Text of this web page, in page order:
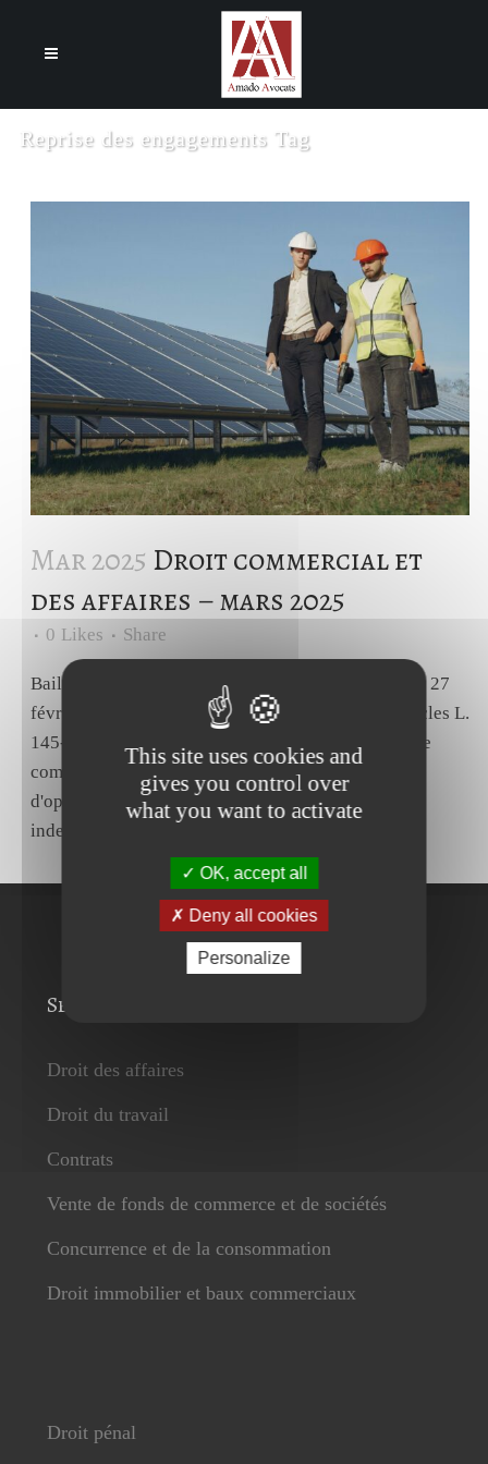
Reprise des engagements Tag
Mar 2025 Droit commercial et
des affaires – mars 2025
0 Likes Share
Bail commercial - Droit d’option. Cass., Civ., 3ème, 27
février 2025, n°23-18219.Source Il résulte des articles L.
145-28, alinéa 1er et L. 145-57, alinéa 2, du code de
commerce que lorsque le bailleur exerce son droit
d'option :- le locataire devient redevable d'une
indemnité d'occupation, égale...
Services
Droit des affaires
Droit du travail
Contrats
Vente de fonds de commerce et de sociétés
Concurrence et de la consommation
Droit immobilier et baux commerciaux
Droit pénal
This site uses cookies and
gives you control over
what you want to activate
OK, accept all
Deny all cookies
Personalize